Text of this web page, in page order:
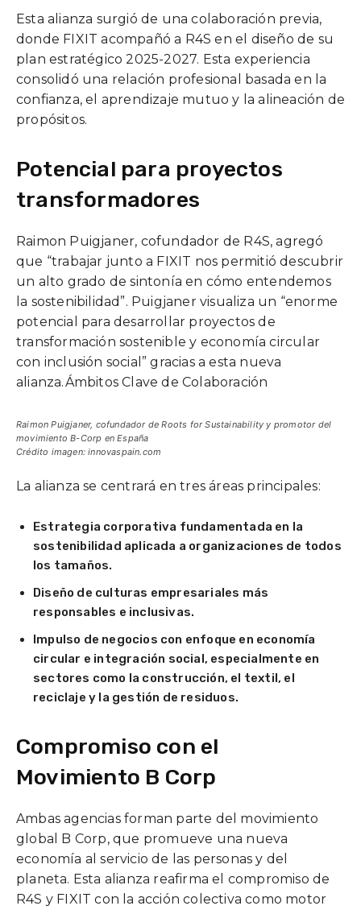
Esta alianza surgió de una colaboración previa,
donde FIXIT acompañó a R4S en el diseño de su
plan estratégico 2025-2027. Esta experiencia
consolidó una relación profesional basada en la
confianza, el aprendizaje mutuo y la alineación de
propósitos.
Potencial para proyectos
transformadores
Raimon Puigjaner, cofundador de R4S, agregó
que “trabajar junto a FIXIT nos permitió descubrir
un alto grado de sintonía en cómo entendemos
la sostenibilidad”. Puigjaner visualiza un “enorme
potencial para desarrollar proyectos de
transformación sostenible y economía circular
con inclusión social” gracias a esta nueva
alianza.Ámbitos Clave de Colaboración
Raimon Puigjaner, cofundador de Roots for Sustainability y promotor del
movimiento B-Corp en España
Crédito imagen: innovaspain.com
La alianza se centrará en tres áreas principales:
Estrategia corporativa fundamentada en la
sostenibilidad aplicada a organizaciones de todos
los tamaños.
Diseño de culturas empresariales más
responsables e inclusivas.
Impulso de negocios con enfoque en economía
circular e integración social, especialmente en
sectores como la construcción, el textil, el
reciclaje y la gestión de residuos.
Compromiso con el
Movimiento B Corp
Ambas agencias forman parte del movimiento
global B Corp, que promueve una nueva
economía al servicio de las personas y del
planeta. Esta alianza reafirma el compromiso de
R4S y FIXIT con la acción colectiva como motor